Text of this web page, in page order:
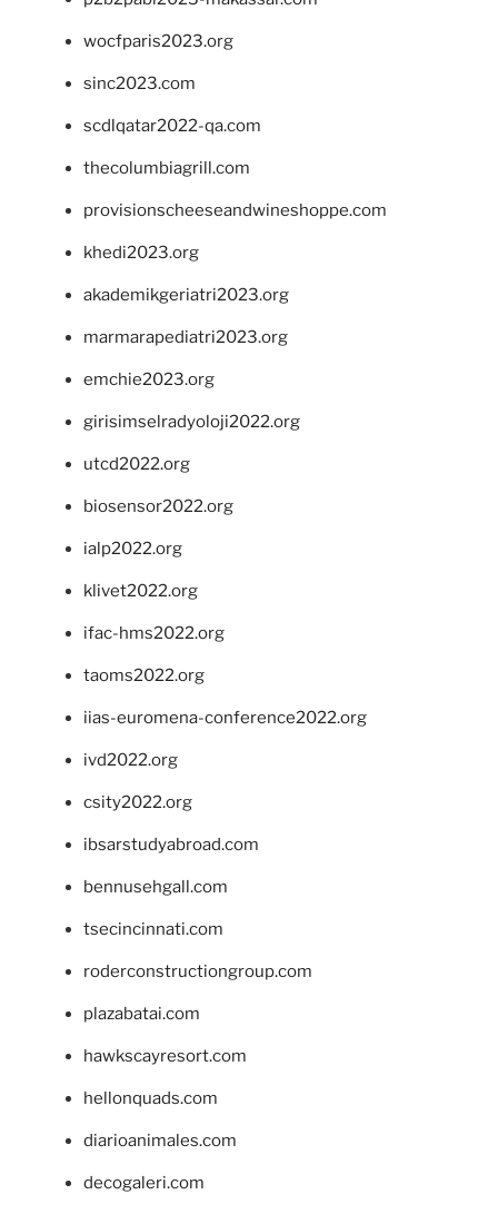
wocfparis2023.org
sinc2023.com
scdlqatar2022-qa.com
thecolumbiagrill.com
provisionscheeseandwineshoppe.com
khedi2023.org
akademikgeriatri2023.org
marmarapediatri2023.org
emchie2023.org
girisimselradyoloji2022.org
utcd2022.org
biosensor2022.org
ialp2022.org
klivet2022.org
ifac-hms2022.org
taoms2022.org
iias-euromena-conference2022.org
ivd2022.org
csity2022.org
ibsarstudyabroad.com
bennusehgall.com
tsecincinnati.com
roderconstructiongroup.com
plazabatai.com
hawkscayresort.com
hellonquads.com
diarioanimales.com
decogaleri.com